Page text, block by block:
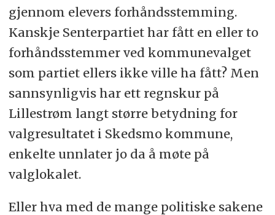
gjennom elevers forhåndsstemming.
Kanskje Senterpartiet har fått en eller to
forhåndsstemmer ved kommunevalget
som partiet ellers ikke ville ha fått? Men
sannsynligvis har ett regnskur på
Lillestrøm langt større betydning for
valgresultatet i Skedsmo kommune,
enkelte unnlater jo da å møte på
valglokalet.
Eller hva med de mange politiske sakene